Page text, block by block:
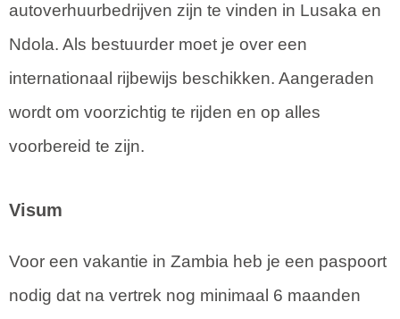
autoverhuurbedrijven zijn te vinden in Lusaka en
Ndola. Als bestuurder moet je over een
internationaal rijbewijs beschikken. Aangeraden
wordt om voorzichtig te rijden en op alles
voorbereid te zijn.
Visum
Voor een vakantie in Zambia heb je een paspoort
nodig dat na vertrek nog minimaal 6 maanden